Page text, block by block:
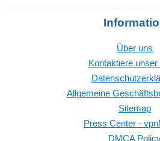
Über uns
Kontaktiere unser
Allgemeine
Sitemap
Press Center -
DMCA